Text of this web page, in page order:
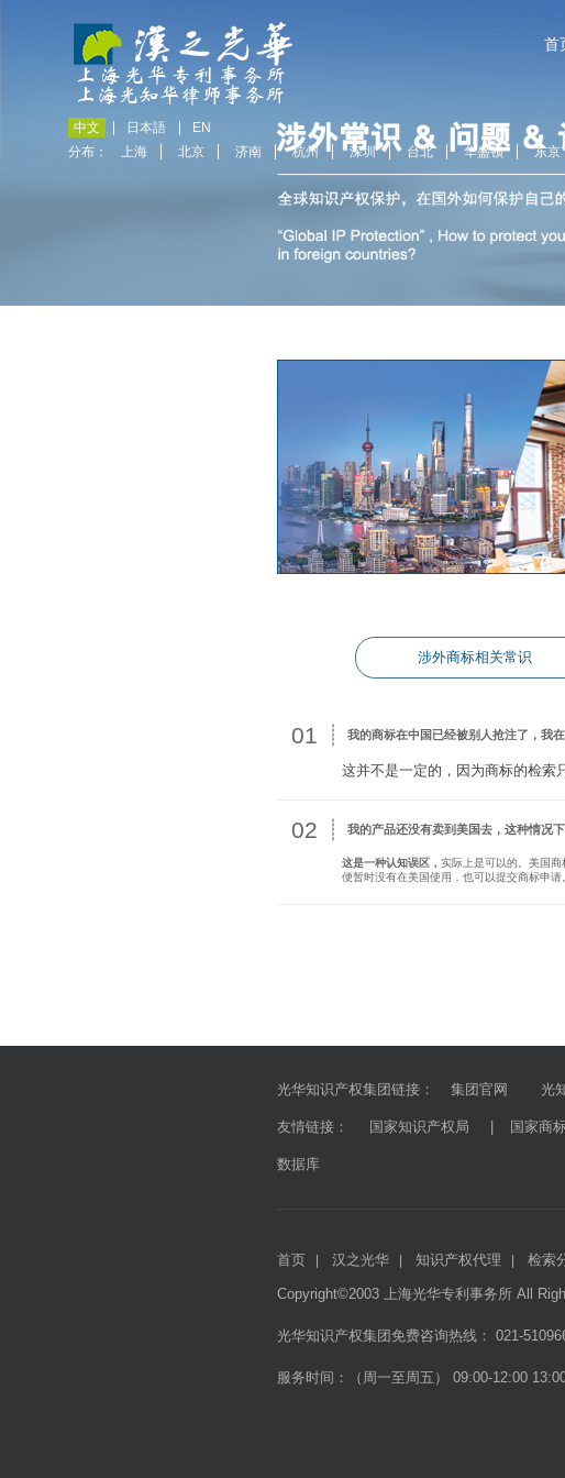
中文 日本語
EN
分布：
上海 北京 济南 杭州 深圳 台北 华盛顿 东京
首
涉外商标相关常识
01 我的商标在中国已经被别人抢注了，我
这并不是一定的，因为商标的检索
02 我的产品还没有卖到美国去，这种情况
这是一种认知误区， 实际上是可以的。美国
便暂时没有在美国使用，也可以提交商标申
光华知识产权集团链接： 集团官网 光
友情链接： 国家知识产权局 国家商
数据库
首页 汉之光华 知识产权代理 检索
Copyright©2003 上海光华专利事务所 All
光华知识产权集团免费咨询热线： 021-
服务时间：（周一至周五） 09:00-12:00